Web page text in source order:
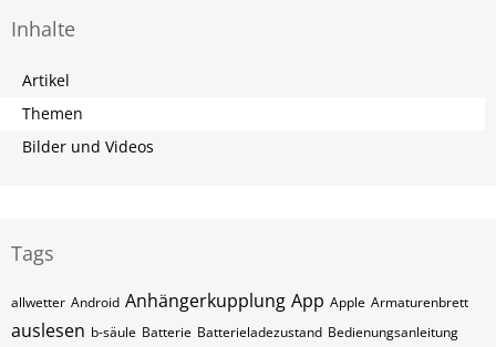
Inhalte
Artikel
Themen
Bilder und Videos
Tags
allwetter Android Anhängerkupplung App Apple Armaturenbrett
auslesen b-säule Batterie Batterieladezustand Bedienungsanleitung